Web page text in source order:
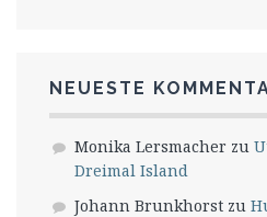
NEUESTE
Monika Lersmacher zu
Dreimal Island
Johann Brunkhorst zu